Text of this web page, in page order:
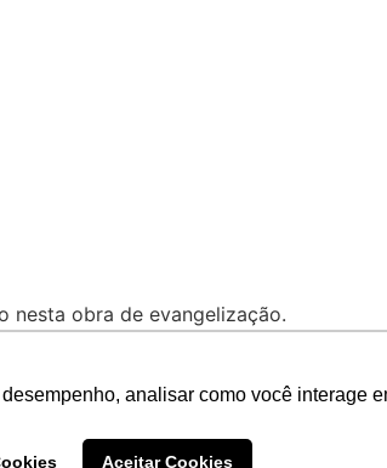
analisar como você interage
Aceitar Cookies
nesta obra de evangelização.
7017